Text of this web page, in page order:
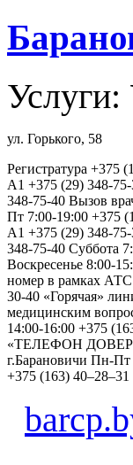
Услуги:
ул. Горького, 58
Регистратура +375
А1 +375 (29) 348-
348-75-40 Вызов
Пт 7:00-19:00 +375
А1 +375 (29) 348-
348-75-40 Суббота
Воскресенье 8:00-
номер в рамках
30-40 «Горячая»
медицинским
14:00-16:00 +375
«ТЕЛЕФОН
г.Барановичи Пн-Пт
+375 (163) 40–28–31